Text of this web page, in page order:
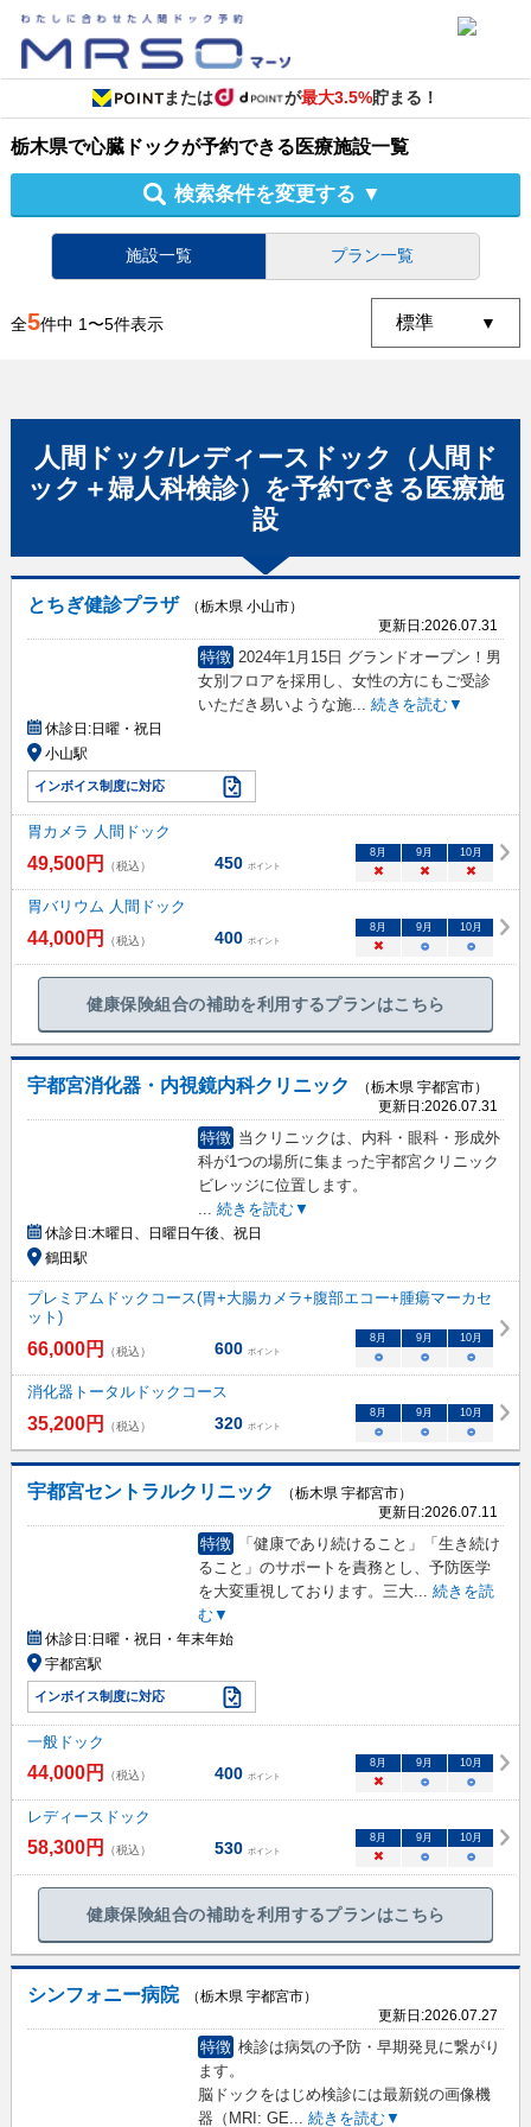
または が最大3.5%貯まる！
栃木県で心臓ドックが予約できる医療施設一覧
検索条件を変更する ▼
施設一覧 プラン一覧
全5件中 1〜5件表示
人間ドック/レディースドック（人間ド
ック＋婦人科検診） を予約できる 医療施
設
とちぎ健診プラザ
（栃木県 小山市）
更新日:2026.07.31
特徴 2024年1月15日 グランドオープン！男
女別フロアを採用し、女性の方にもご受診
いただき易いような施... 続きを読む▼
休診日:日曜・祝日
小山駅
インボイス制度に対応
胃カメラ 人間ドック
49,500円 （税込） 450 ポイント
8月 9月 10月
× × ×
胃バリウム 人間ドック
44,000円 （税込） 400 ポイント
8月 9月 10月
× ○ ○
健康保険組合の補助を利用するプランはこちら
宇都宮消化器・内視鏡内科クリニック
（栃木県 宇都宮市）
更新日:2026.07.31
特徴 当クリニックは、内科・眼科・形成外
科が1つの場所に集まった宇都宮クリニック
ビレッジに位置します。
... 続きを読む▼
休診日:木曜日、日曜日午後、祝日
鶴田駅
プレミアムドックコース(胃+大腸カメラ+腹部エコー+腫瘍マーカセ
ット)
66,000円 （税込） 600 ポイント
8月 9月 10月
○ ○ ○
消化器トータルドックコース
35,200円 （税込） 320 ポイント
8月 9月 10月
○ ○ ○
宇都宮セントラルクリニック
（栃木県 宇都宮市）
更新日:2026.07.11
特徴
「健康であり続けること」「生き続け
ること」のサポートを責務とし、予防医学
を大変重視しております。三大...
続きを読
む▼
休診日:日曜・祝日・年末年始
宇都宮駅
インボイス制度に対応
一般ドック
44,000円 （税込） 400 ポイント
8 月 9 月 10月
× ○ ○
レディースドック
58,300円 （税込） 530 ポイント
8 月 9 月 10月
× ○ ○
健康保険組合の補助を利用するプランはこちら
シンフォニー病院
（栃木県 宇都宮市）
更新日:2026.07.27
特徴 検診は病気の予防・早期発見に繋がり
ます。
脳ドックをはじめ検診には最新鋭の画像機
器（MRI: GE... 続きを読む▼